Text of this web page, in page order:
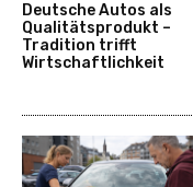
Deutsche Autos als
Qualitätsprodukt –
Tradition trifft
Wirtschaftlichkeit